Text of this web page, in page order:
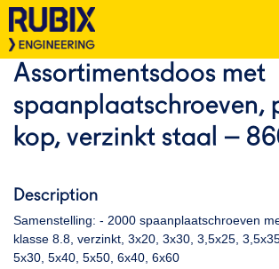
Assortimentsdoos met
spaanplaatschroeven,
kop, verzinkt staal –
Description
Samenstelling: - 2000 spaanplaatschroeven
klasse 8.8, verzinkt, 3x20, 3x30, 3,5x25,
5x30, 5x40, 5x50, 6x40, 6x60